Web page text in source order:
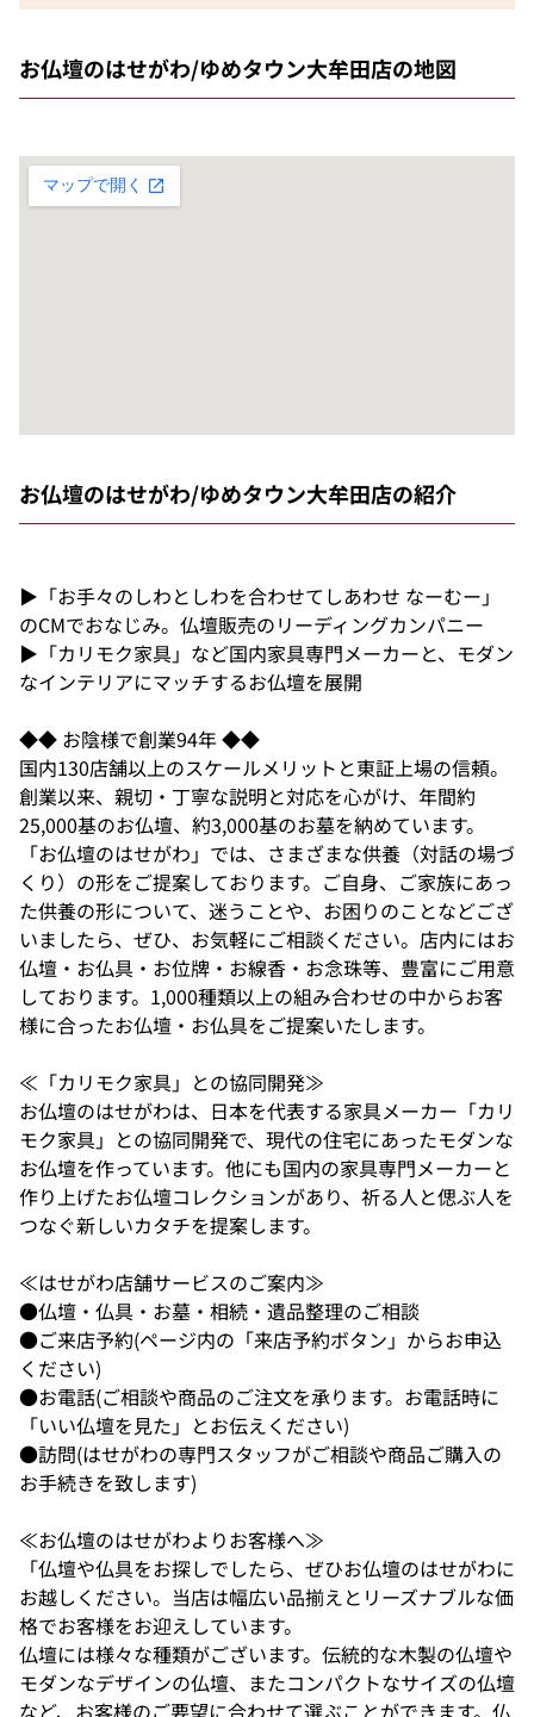
お仏壇のはせがわ/ゆめタウン大牟田店の地図
お仏壇のはせがわ/ゆめタウン大牟田店の紹介
▶「お手々のしわとしわを合わせてしあわせ なーむー」
のCMでおなじみ。仏壇販売のリーディングカンパニー
▶「カリモク家具」など国内家具専門メーカーと、モダン
なインテリアにマッチするお仏壇を展開
◆◆ お陰様で創業94年 ◆◆
国内130店舗以上のスケールメリットと東証上場の信頼。
創業以来、親切・丁寧な説明と対応を心がけ、年間約
25,000基のお仏壇、約3,000基のお墓を納めています。
「お仏壇のはせがわ」では、さまざまな供養（対話の場づ
くり）の形をご提案しております。ご自身、ご家族にあっ
た供養の形について、迷うことや、お困りのことなどござ
いましたら、ぜひ、お気軽にご相談ください。店内にはお
仏壇・お仏具・お位牌・お線香・お念珠等、豊富にご用意
しております。1,000種類以上の組み合わせの中からお客
様に合ったお仏壇・お仏具をご提案いたします。
≪「カリモク家具」との協同開発≫
お仏壇のはせがわは、日本を代表する家具メーカー「カリ
モク家具」との協同開発で、現代の住宅にあったモダンな
お仏壇を作っています。他にも国内の家具専門メーカーと
作り上げたお仏壇コレクションがあり、祈る人と偲ぶ人を
つなぐ新しいカタチを提案します。
≪はせがわ店舗サービスのご案内≫
●仏壇・仏具・お墓・相続・遺品整理のご相談
●ご来店予約(ページ内の「来店予約ボタン」からお申込
ください)
●お電話(ご相談や商品のご注文を承ります。お電話時に
「いい仏壇を見た」とお伝えください)
●訪問(はせがわの専門スタッフがご相談や商品ご購入の
お手続きを致します)
≪お仏壇のはせがわよりお客様へ≫
「仏壇や仏具をお探しでしたら、ぜひお仏壇のはせがわに
お越しください。当店は幅広い品揃えとリーズナブルな価
格でお客様をお迎えしています。
仏壇には様々な種類がございます。伝統的な木製の仏壇や
モダンなデザインの仏壇、またコンパクトなサイズの仏壇
など、お客様のご要望に合わせて選ぶことができます。仏